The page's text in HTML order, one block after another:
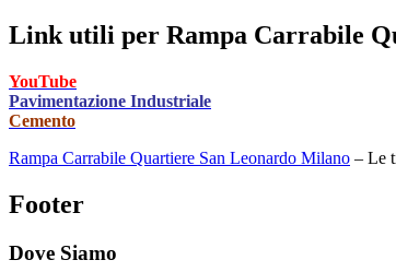
Link utili per Rampa Carrabile
YouTube
Pavimentazione Industriale
Cemento
Rampa Carrabile Quartiere San Leonardo Milano – Le
Footer
Dove Siamo